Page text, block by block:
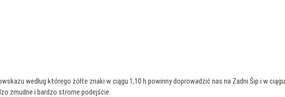
według którego żółte znaki w ciągu 1,10 h powinny doprowadzić nas na Zadni Šip i w ciągu
żmudne i bardzo strome podejście.